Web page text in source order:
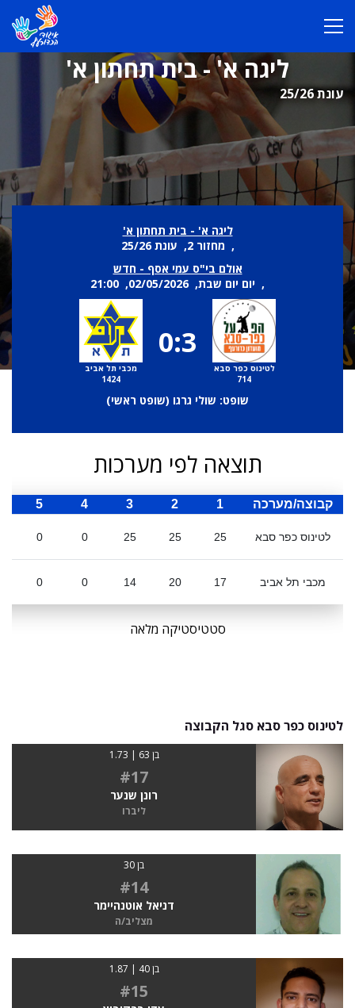
ליגה א' - בית תחתון א'
עונת 25/26
ליגה א' - בית תחתון א'
, מחזור 2, עונת 25/26
אולם בי"ס עמי אסף - חדש
, יום יום שבת, 02/05/2026, 21:00
לטינוס כפר סבא
714
0:3
מכבי תל אביב
1424
שופט: שולי גרגו (שופט ראשי)
תוצאה לפי מערכות
קבוצה/מערכה 1
2
3
4
5
לטינוס כפר סבא 25
25
25
0
0
מכבי תל אביב 17
20
14
0
0
סטטיסטיקה מלאה
לטינוס כפר סבא סגל הקבוצה
בן 63 | 1.73
#17
רונן שנער
ליברו
בן 30
#14
דניאל אוטנהיימר
מצליב/ה
בן 40 | 1.87
#15